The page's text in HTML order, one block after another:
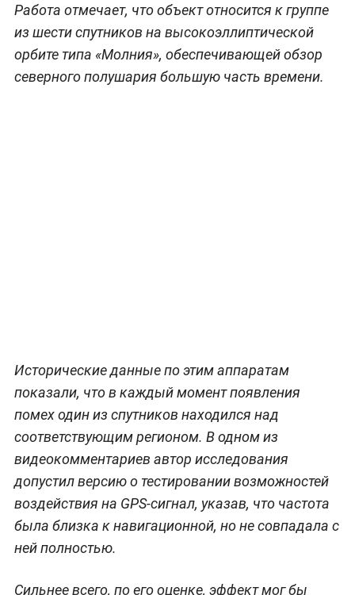
Работа отмечает, что объект относится к группе
из шести спутников на высокоэллиптической
орбите типа «Молния», обеспечивающей обзор
северного полушария большую часть времени.
Исторические данные по этим аппаратам
показали, что в каждый момент появления
помех один из спутников находился над
соответствующим регионом. В одном из
видеокомментариев автор исследования
допустил версию о тестировании возможностей
воздействия на GPS-сигнал, указав, что частота
была близка к навигационной, но не совпадала с
ней полностью.
Сильнее всего, по его оценке, эффект мог бы